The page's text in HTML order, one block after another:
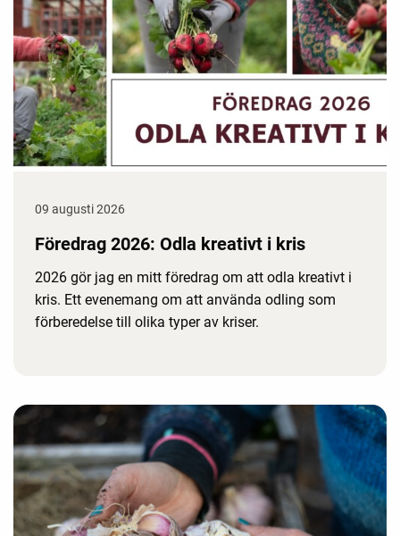
09 augusti 2026
Föredrag 2026: Odla kreativt i kris
2026 gör jag en mitt föredrag om att odla kreativt i
kris. Ett evenemang om att använda odling som
förberedelse till olika typer av kriser.